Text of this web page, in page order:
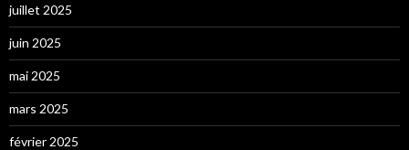
juillet 2025
juin 2025
mai 2025
mars 2025
février 2025